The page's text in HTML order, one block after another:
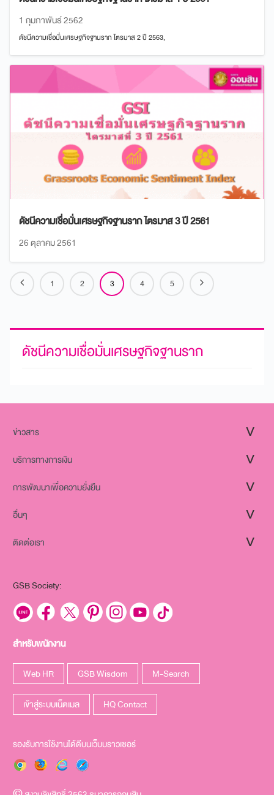
1 กุมภาพันธ์ 2562
ดัชนีความเชื่อมั่นเศรษฐกิจฐานราก ไตรมาส 2 ปี 2563,
ดัชนีความเชื่อมั่นเศรษฐกิจฐานราก ไตรมาส 3 ปี 2561
26 ตุลาคม 2561
1 2 3 4 5
ดัชนีความเชื่อมั่นเศรษฐกิจฐานราก
ข่าวสาร
บริการทางการเงิน
การพัฒนาเพื่อความยั่งยืน
อื่นๆ
ติดต่อเรา
GSB Society:
สำหรับพนักงาน
Web HR GSB Wisdom M-Search
เข้าสู่ระบบเน็ตเมล HQ Contact
รองรับการใช้งานได้ดีบนเว็บบราวเซอร์